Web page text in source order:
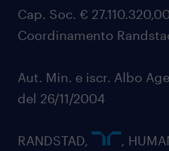
Cap. Soc. €
Coordinamento
Aut. Min. e iscr. Albo
del 26/11/2004
RANDSTAD,
,